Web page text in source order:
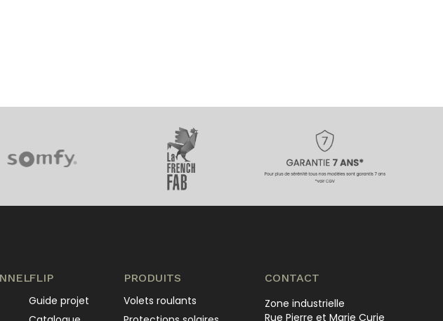
FLIP
Guide projet
PRODUITS
Volets roulants
CONTACT
Zone industrielle
Rue Pierre et Marie Curie